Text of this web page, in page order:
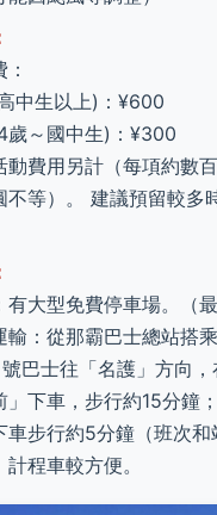
中生以上)：¥600
歲～國中生)：¥300
動費用另計（每項約數
不等）。 建議預留較多
有大型免費停車場。（最
輸：從那霸巴士總站搭
巴士往「名護」方向
」下車，步行約15分鐘
車步行約5分鐘（班次和
程車較方便。